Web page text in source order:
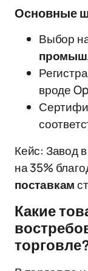
Основные
Выбор
вроде
Кейс: Завод
на 35%
поставкам
Какие